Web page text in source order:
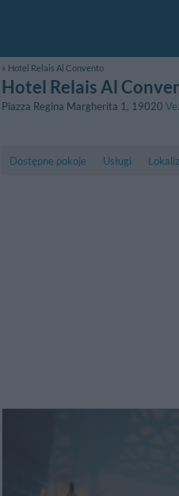
Hotel Relais Al Convento
Hotel Relais Al
Piazza Regina Margherita 1, 19020
Dostępne pokoje Usługi